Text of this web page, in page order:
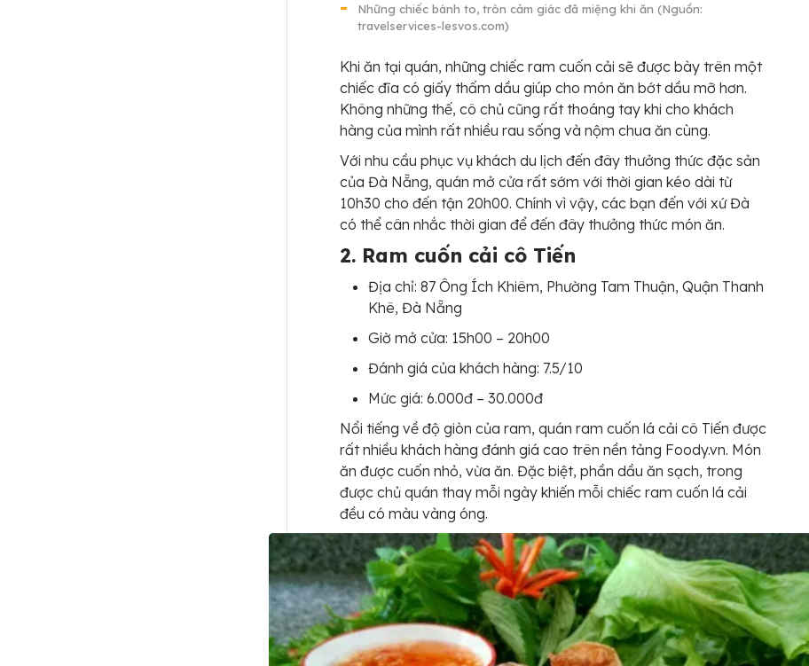
Những chiếc bánh to, tròn cảm giác đã miệng khi ăn (Nguồn:
travelservices-lesvos.com)
Khi ăn tại quán, những chiếc ram cuốn cải sẽ được bày trên một
chiếc đĩa có giấy thấm dầu giúp cho món ăn bớt dầu mỡ hơn.
Không những thế, cô chủ cũng rất thoáng tay khi cho khách
hàng của mình rất nhiều rau sống và nộm chua ăn cùng.
Với nhu cầu phục vụ khách du lịch đến đây thưởng thức đặc sản
của Đà Nẵng, quán mở cửa rất sớm với thời gian kéo dài từ
10h30 cho đến tận 20h00. Chính vì vậy, các bạn đến với xứ Đà
có thể cân nhắc thời gian để đến đây thưởng thức món ăn.
2. Ram cuốn cải cô Tiến
Địa chỉ: 87 Ông Ích Khiêm, Phường Tam Thuận, Quận Thanh
Khê, Đà Nẵng
Giờ mở cửa: 15h00 – 20h00
Đánh giá của khách hàng: 7.5/10
Mức giá: 6.000đ – 30.000đ
Nổi tiếng về độ giòn của ram, quán ram cuốn lá cải cô Tiến được
rất nhiều khách hàng đánh giá cao trên nền tảng Foody.vn. Món
ăn được cuốn nhỏ, vừa ăn. Đặc biệt, phần dầu ăn sạch, trong
được chủ quán thay mỗi ngày khiến mỗi chiếc ram cuốn lá cải
đều có màu vàng óng.